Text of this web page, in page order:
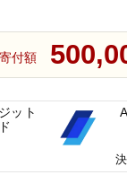
寄付額
ット